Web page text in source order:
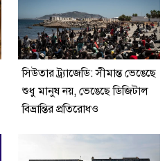
সিউতার ট্র্যাজেডি: সীমান্ত ভেঙেছে
শুধু মানুষ নয়, ভেঙেছে ডিজিটাল
বিভ্রান্তির প্রতিরোধও